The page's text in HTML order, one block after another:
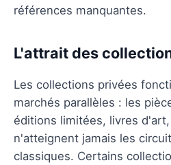
références manquantes.
L'attrait des
Les collections privées
marchés parallèles : les
éditions limitées, livres
n'atteignent jamais les
classiques. Certains